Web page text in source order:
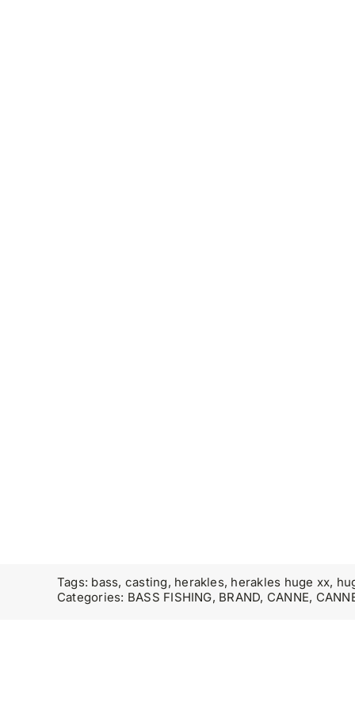
Tags: bass, casting, herakles, herakles huge xx,
Categories: BASS FISHING, BRAND, CANNE,